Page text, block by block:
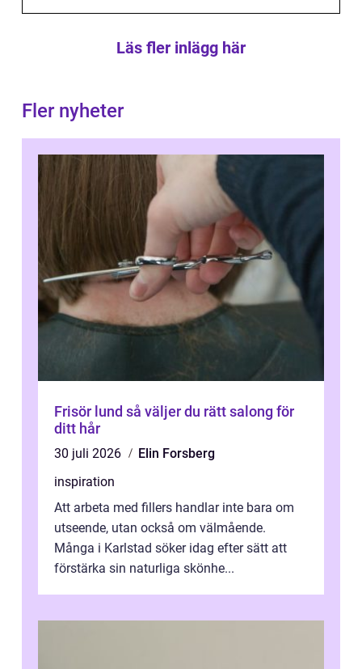
Läs fler inlägg här
Fler nyheter
Frisör lund så väljer du rätt salong för
ditt hår
30 juli 2026
Elin Forsberg
inspiration
Att arbeta med fillers handlar inte bara om
utseende, utan också om välmående.
Många i Karlstad söker idag efter sätt att
förstärka sin naturliga skönhe...